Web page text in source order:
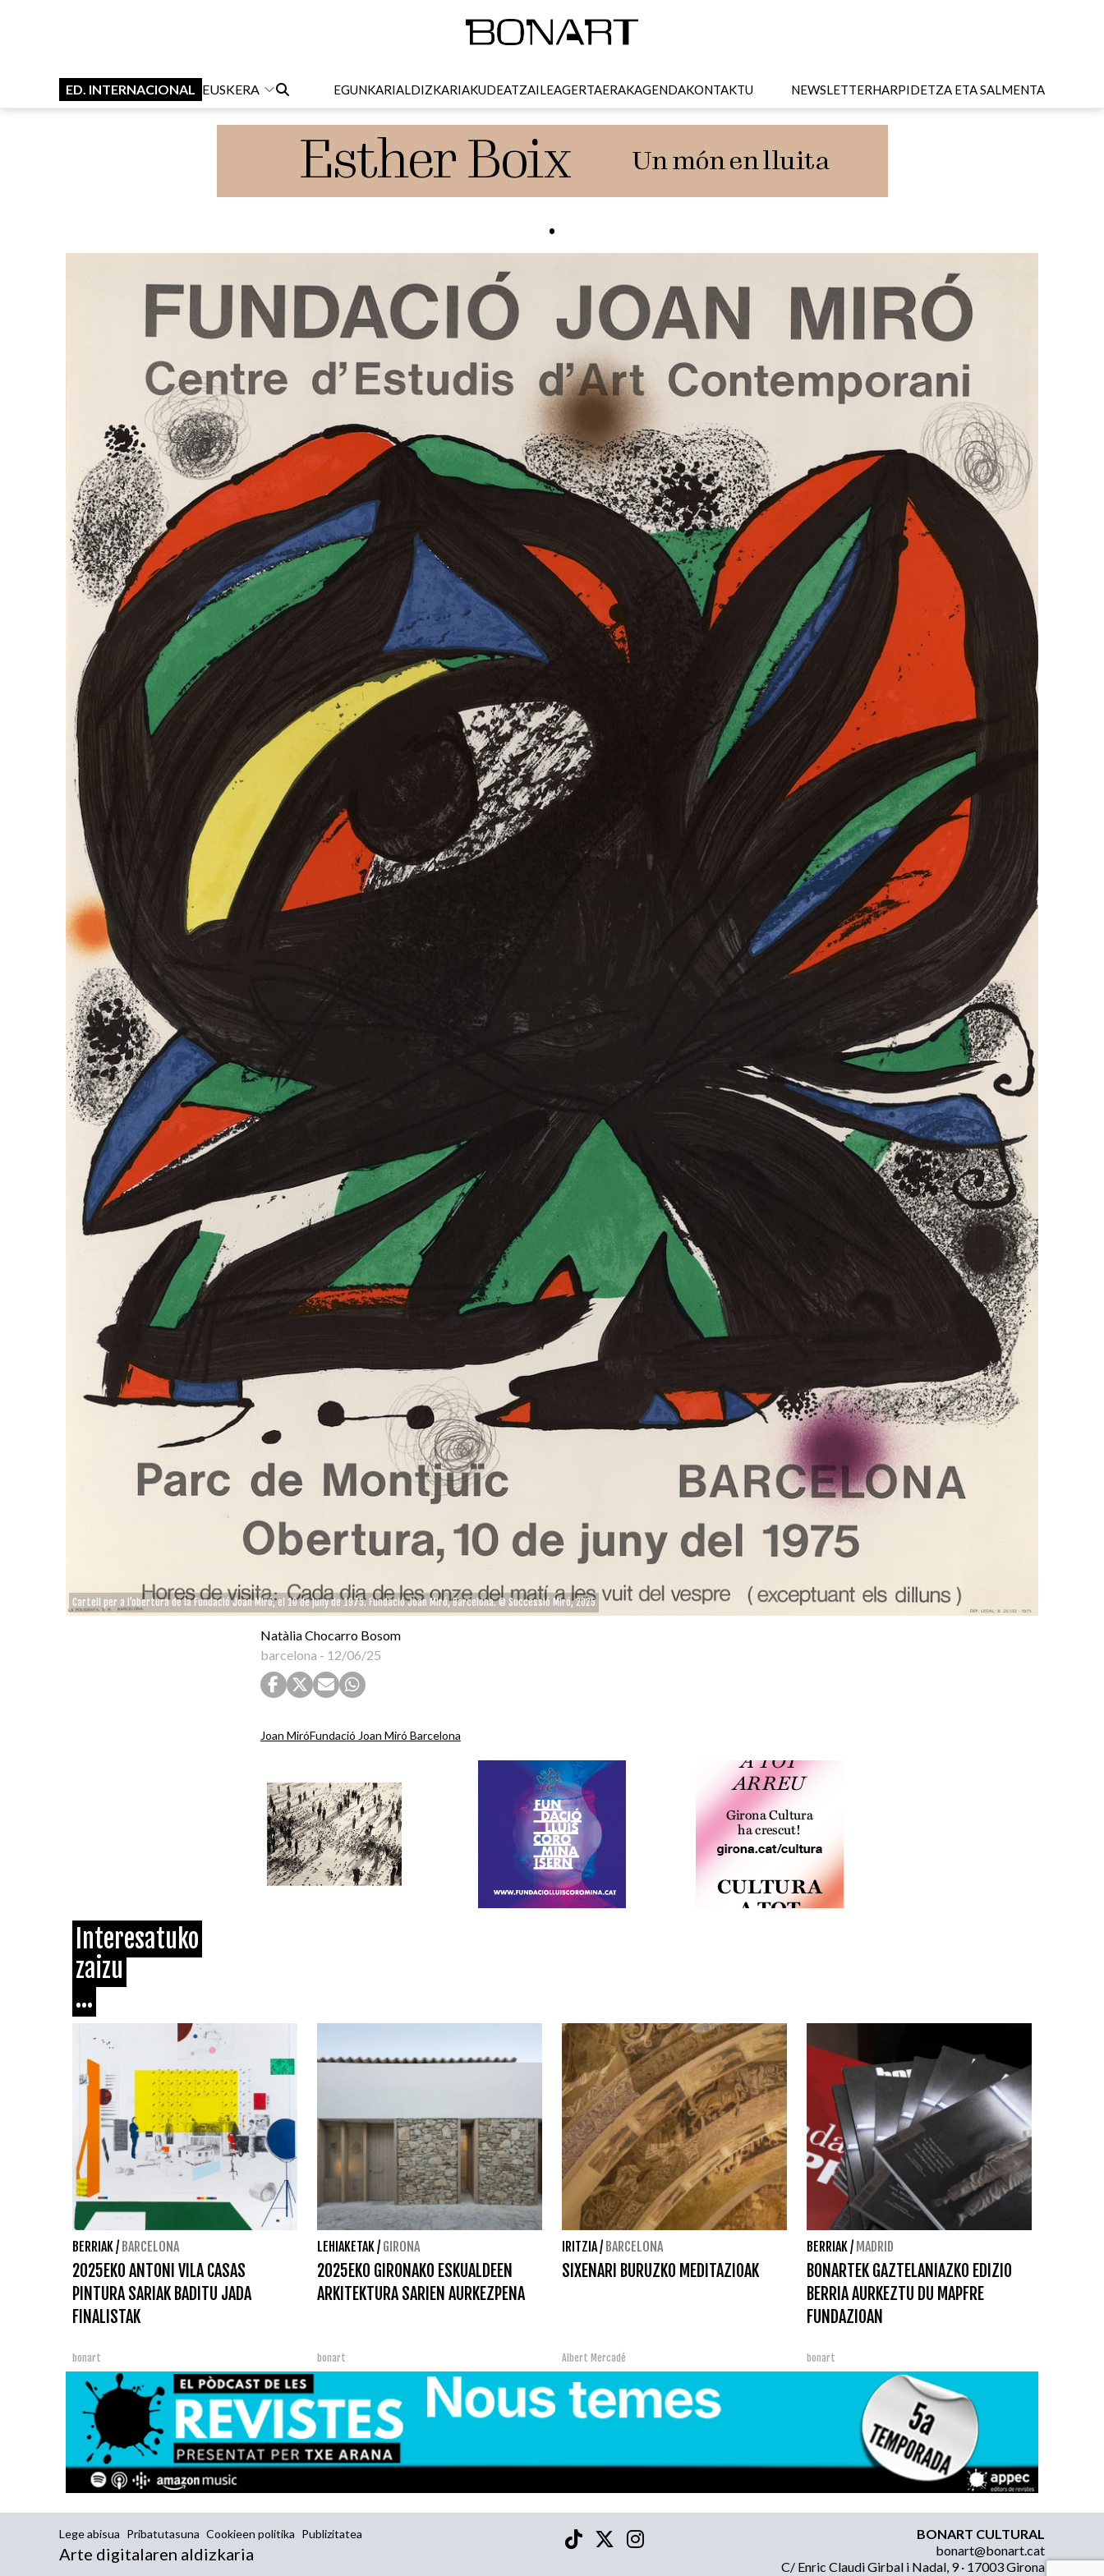
ED. INTERNACIONAL EUSKERA EGUNKARIALDIZKARIAKUDEATZAILEAGERTAERAKAGENDAKONTAKTU NEWSLETTERHARPIDETZA ETA SALMENTA
.
Cartell per a l’obertura de la Fundació Joan Miró, el 10 de juny de 1975. Fundació Joan Miró, Barcelona. © Successió Miró, 2025
Natàlia Chocarro Bosom
barcelona - 12/06/25
Joan MiróFundació Joan Miró Barcelona
Interesatuko
zaizu
...
BERRIAK/ BARCELONA
2025EKO ANTONI VILA CASAS
PINTURA SARIAK BADITU JADA
FINALISTAK
bonart
LEHIAKETAK/ GIRONA
2025EKO GIRONAKO ESKUALDEEN
ARKITEKTURA SARIEN AURKEZPENA
bonart
IRITZIA/ BARCELONA
SIXENARI BURUZKO MEDITAZIOAK
Albert Mercadé
BERRIAK/ MADRID
BONARTEK GAZTELANIAZKO EDIZIO
BERRIA AURKEZTU DU MAPFRE
FUNDAZIOAN
bonart
Lege abisua Pribatutasuna Cookieen politika Publizitatea
Arte digitalaren aldizkaria
BONART CULTURAL
bonart@bonart.cat
C/ Enric Claudi Girbal i Nadal, 9 · 17003 Girona